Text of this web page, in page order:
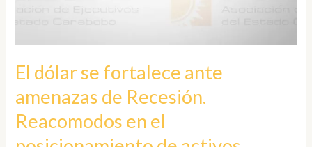
El dólar se fortalece ante
amenazas de Recesión.
Reacomodos en el